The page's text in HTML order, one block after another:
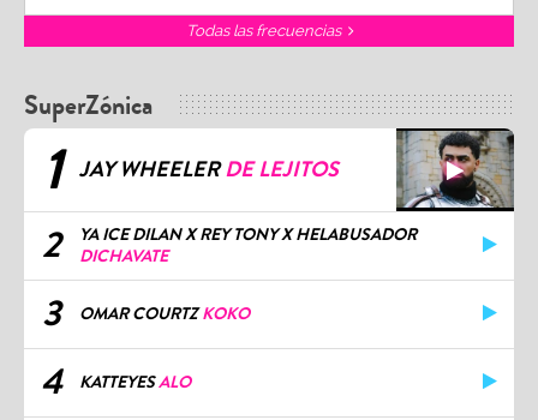
Todas las frecuencias
SuperZónica
1 JAY WHEELERDE LEJITOS
2
YA ICE DILAN X REY TONY X HELABUSADOR
DICHAVATE
3 OMAR COURTZKOKO
4 KATTEYESALO